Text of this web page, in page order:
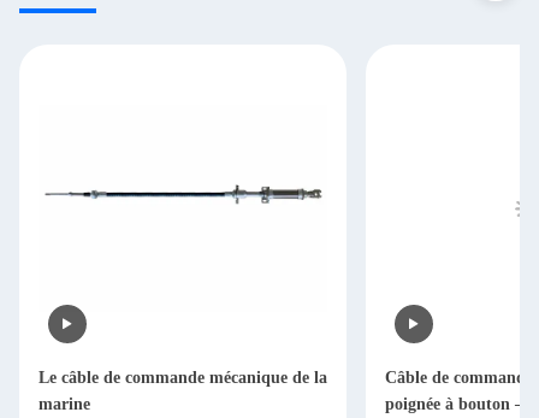
Le câble de commande mécanique de la
marine
Câble de commande
poignée à bouton –